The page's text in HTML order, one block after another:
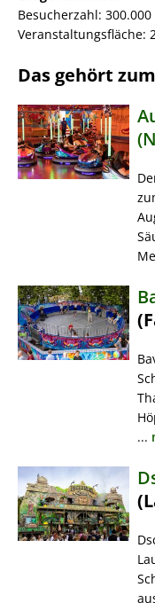
Besucherzahl: 300.000
Veranstaltungsfläche:
Das gehört
...